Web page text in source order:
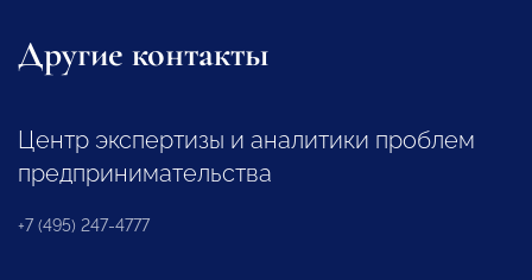
Другие контакты
Центр экспертизы и аналитики проблем
предпринимательства
+7 (495) 247-4777